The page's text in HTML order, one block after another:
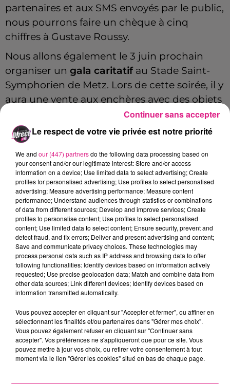
partenaires et aux SMS envoyés par le public,
nous pourrons faire un chèque à cinq
chiffres à Gustave Roussy.
Nous allons également le 3 juin prochain
organiser un gala caritatif au Stade Saint-
Symphorien de Metz. Lors de cette soirée, il y
aura une vente aux enchères avec des objets
ayant appartenu à des personnalités.
Les premiers lots seront présentés très
annonce la vente de chemises et de jeans
ayant appartenu àJohnny Hallyday. Je
souhaite remercierChristelle COLBUS,
directrice Marketing et Communication à
Muse, de nous accompagner pour ces
projets menés conjointement depuis 2019."
Stéphane Leydecker, directeur de D!RECT
FM.
Le respect de votre vie privée est notre priorité
We and our (447) partnersdo the following data processing based on
your consent and/or our legitimate interest: Store and/or access
information on a device; Use limited data to select advertising; Create
profiles for personalised advertising; Use profiles to select personalised
advertising; Measure advertising performance; Measure content
performance; Understand audiences through statistics or combinations
of data from different sources; Develop and improve services; Create
profiles to personalise content; Use profiles to select personalised
content; Use limited data to select content; Ensure security, prevent and
detect fraud, and fix errors; Deliver and present advertising and content;
Save and communicate privacy choices. These technologies may
process personal data such as IP address and browsing data to offer
following functionalities: Identify devices based on information actively
requested; Use precise geolocation data; Match and combine data from
other data sources; Link different devices; Identify devices based on
information transmitted automatically.
Vous pouvez accepter en cliquant sur "Accepter et fermer", ou affiner en
sélectionnant les finalités et/ou partenaires dans "Gérer mes choix".
Vous pouvez également refuser en cliquant sur "Continuer sans
accepter". Vos préférences ne s'appliqueront que pour ce site. Vous
pouvez mettre à jour vos choix, ou retirer votre consentement à tout
moment via le lien "Gérer les cookies" situé en bas de chaque page.
Continuer sans accepter